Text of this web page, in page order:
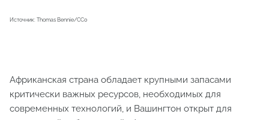
Источник: Thomas Bennie/CC0
Африканская страна обладает крупными запасами
критически важных ресурсов, необходимых для
современных технологий, и Вашингтон открыт для